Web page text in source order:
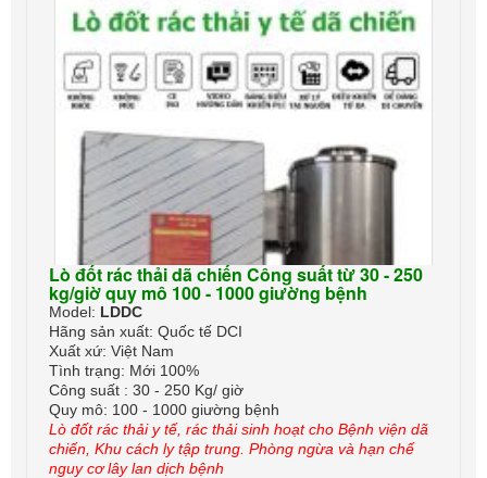
Lò đốt rác thải dã chiến Công suất từ 30 - 250
kg/giờ quy mô 100 - 1000 giường bệnh
Model: LDDC
Hãng sản xuất: Quốc tế DCI
Xuất xứ: Việt Nam
Tình trạng: Mới 100%
Công suất : 30 - 250 Kg/ giờ
Quy mô: 100 - 1000 giường bệnh
Lò đốt rác thải y tế, rác thải sinh hoạt cho Bệnh viện dã
chiến, Khu cách ly tập trung. Phòng ngừa và hạn chế
nguy cơ lây lan dịch bệnh